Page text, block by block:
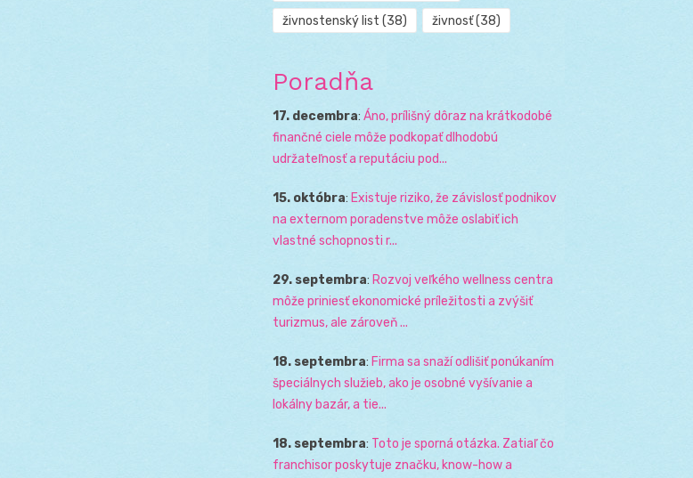
živnostenský list (38) živnosť(38)
Poradňa
17. decembra: Áno, prílišný dôraz na krátkodobé
finančné ciele môže podkopať dlhodobú
udržateľnosť a reputáciu pod...
15. októbra: Existuje riziko, že závislosť podnikov
na externom poradenstve môže oslabiť ich
vlastné schopnosti r...
29. septembra: Rozvoj veľkého wellness centra
môže priniesť ekonomické príležitosti a zvýšiť
turizmus, ale zároveň ...
18. septembra: Firma sa snaží odlišiť ponúkaním
špeciálnych služieb, ako je osobné vyšívanie a
lokálny bazár, a tie...
18. septembra: Toto je sporná otázka. Zatiaľ čo
franchisor poskytuje značku, know-how a